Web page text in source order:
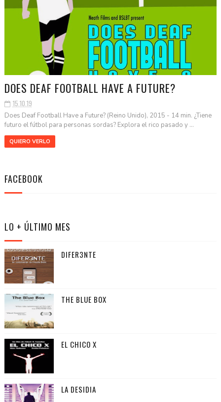
DOES DEAF FOOTBALL HAVE A FUTURE?
15.10.19
Does Deaf Football Have a Future? (Reino Unido), 2015 - 14 min. ¿Tiene
futuro el fútbol para personas sordas? Explora el rico pasado y ...
QUIERO VERLO
FACEBOOK
LO + ÚLTIMO MES
DIFER3NTE
THE BLUE BOX
EL CHICO X
LA DESIDIA